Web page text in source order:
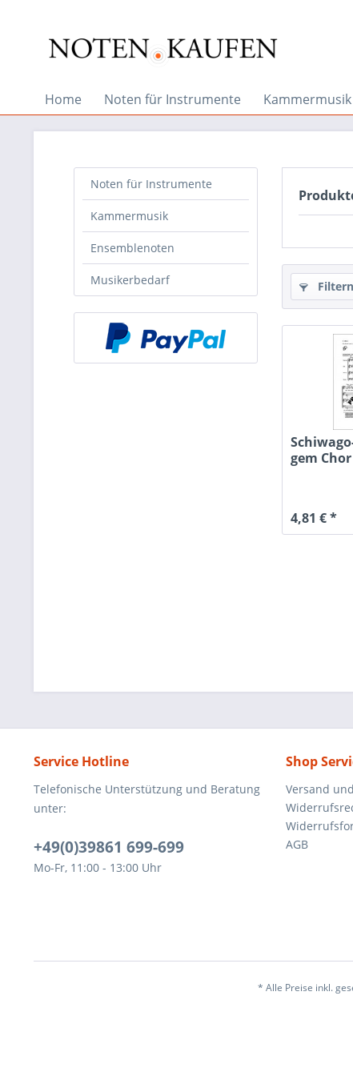
Home Noten für Instrumente Kammermusik
Noten für Instrumente
Kammermusik
Ensemblenoten
Musikerbedarf Filtern
gem
4,81 € *
Service Hotline
Telefonische Unterstützung und Beratung
unter:
+49(0)39861 699-699
Mo-Fr, 11:00 - 13:00 Uhr
Shop
Versand
AGB
* Alle Preise inkl.